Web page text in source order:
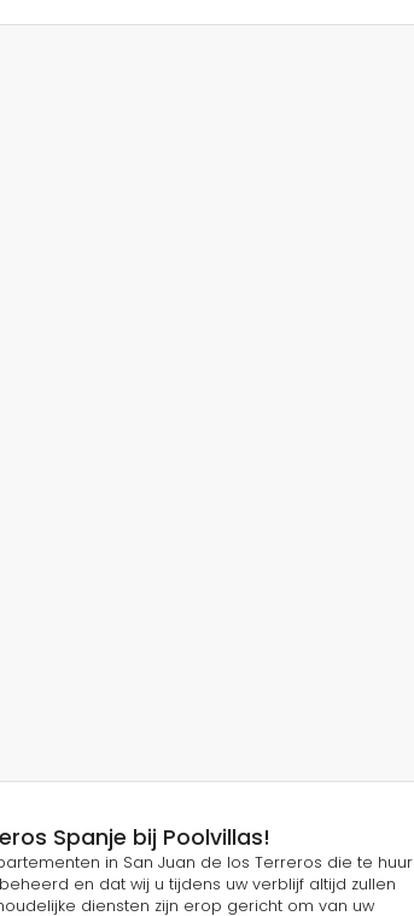
Spanje bij Poolvillas!
in San Juan de los Terreros die te huur
en dat wij u tijdens uw verblijf altijd zullen
diensten zijn erop gericht om van uw